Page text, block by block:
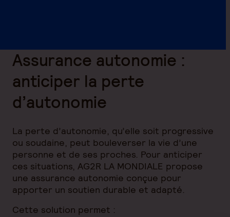
Assurance autonomie :
anticiper la perte
d’autonomie
La perte d’autonomie, qu’elle soit progressive
ou soudaine, peut bouleverser la vie d’une
personne et de ses proches. Pour anticiper
ces situations, AG2R LA MONDIALE propose
une assurance autonomie conçue pour
apporter un soutien durable et adapté.
Cette solution permet :